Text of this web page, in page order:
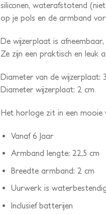
siliconen, waterafstotend
op je pols en de armband
De wijzerplaat is
Ze zijn een praktisch en leuk
Diameter van de wijzerplaat:
Diameter wijzerplaat: 2 cm
Het horloge zit in een mooie
Vanaf 6 Jaar
Armband lengte: 22,5 cm
Breedte armband: 2 cm
Uurwerk is waterbestendig
Inclusief batterijen